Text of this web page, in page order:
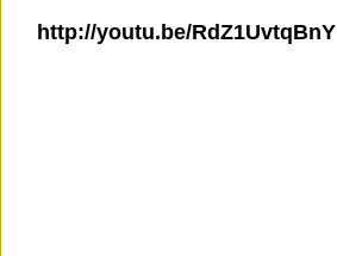
http://youtu.be/RdZ1UvtqBnY